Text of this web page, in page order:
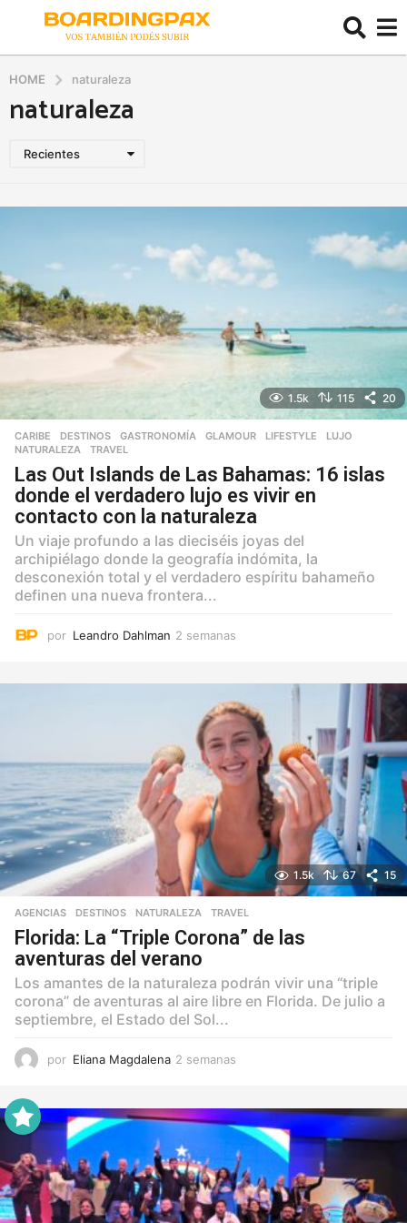
HOME naturaleza
naturaleza
Recientes
1.5k 115 20
CARIBE ,DESTINOS ,GASTRONOMÍA ,GLAMOUR ,LIFESTYLE ,LUJO
NATURALEZA
,TRAVEL
Las Out Islands de Las Bahamas: 16 islas
donde el verdadero lujo es vivir en
contacto con la naturaleza
Un viaje profundo a las dieciséis joyas del
archipiélago donde la geografía indómita, la
desconexión total y el verdadero espíritu bahameño
definen una nueva frontera...
por Leandro Dahlman 2 semanas
m
a
n
a
s
1.5k 67 15
AGENCIAS ,DESTINOS ,NATURALEZA ,TRAVEL
Florida: La “Triple Corona” de las
aventuras del verano
Los amantes de la naturaleza podrán vivir una “triple
corona” de aventuras al aire libre en Florida. De julio a
septiembre, el Estado del Sol...
por Eliana Magdalena 2 semanas
m
a
n
a
s